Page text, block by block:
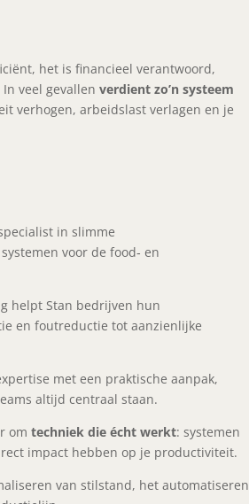
het is financieel verantwoord,
In veel gevallenverdient zo’n systeem
verhogen, arbeidslast verlagen en je
in slimme
voor de food‑ en
helpt Stan bedrijven hun
en foutreductie tot aanzienlijke
met een praktische aanpak,
altijd centraal staan.
omtechniek die écht werkt: systemen
impact hebben op je productiviteit.
van stilstand, het automatiseren